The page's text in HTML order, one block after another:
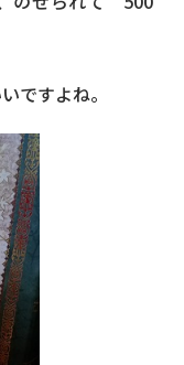
ですよね。